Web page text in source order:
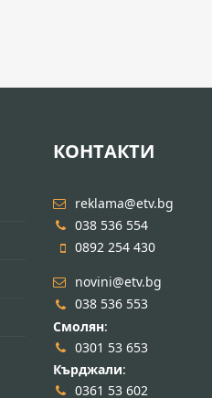
КОНТАКТИ
reklama@etv.bg
038 536 554
0892 254 430
novini@etv.bg
038 536 553
Смолян:
0301 53 653
Кърджали:
0361 53 602